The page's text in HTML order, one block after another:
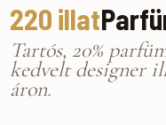
220 illat
Tartós, 20%
kedvelt designer
áron.